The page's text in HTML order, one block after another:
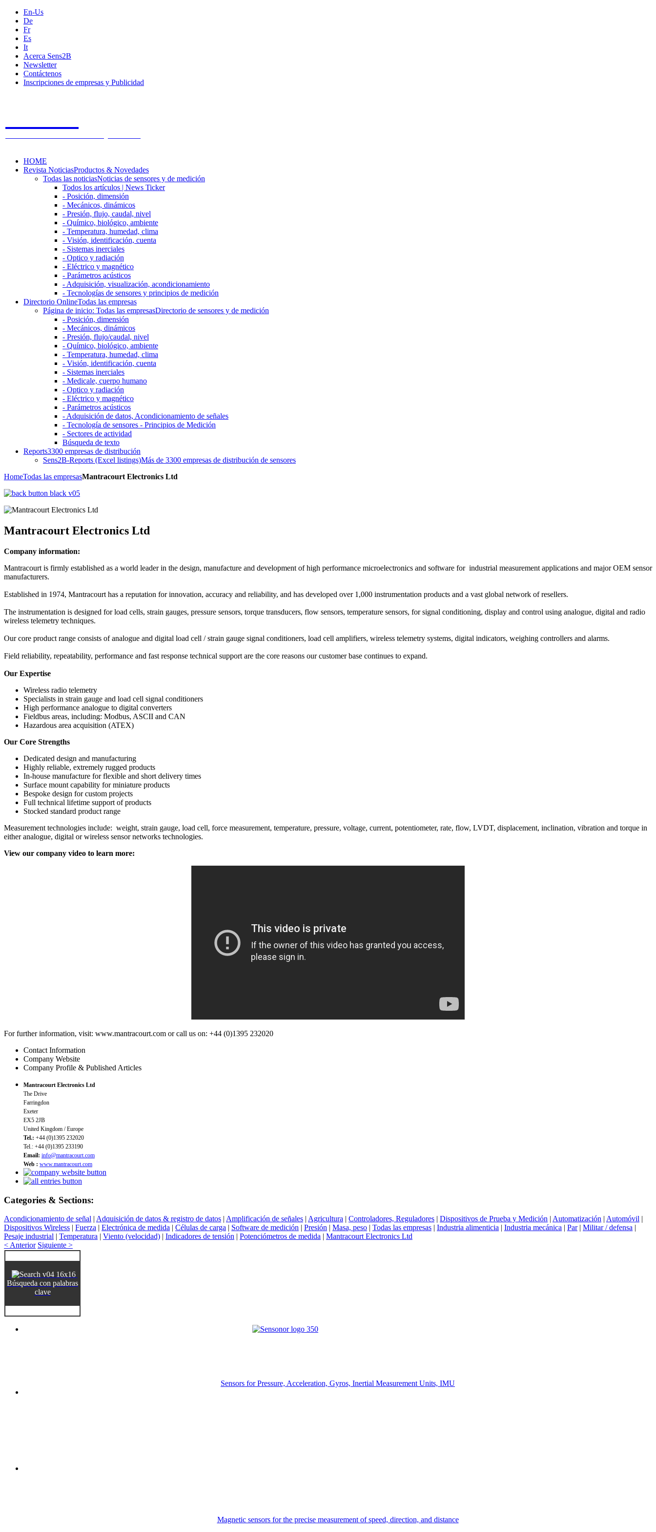
En-Us
De
Fr
Es
It
Acerca Sens2B
Newsletter
Contáctenos
Inscripciones de empresas y Publicidad
HOME
Revista NoticiasProductos & Novedades
Todas las noticiasNoticias de sensores y de medición
Todos los artículos | News Ticker
- Posición, dimensión
- Mecánicos, dinámicos
- Presión, flujo, caudal, nivel
- Químico, biológico, ambiente
- Temperatura, humedad, clima
- Visión, identificación, cuenta
- Sistemas inerciales
- Optico y radiación
- Eléctrico y magnético
- Parámetros acústicos
- Adquisición, visualización, acondicionamiento
- Tecnologías de sensores y principios de medición
Directorio OnlineTodas las empresas
Página de inicio: Todas las empresasDirectorio de sensores y de medición
- Posición, dimensión
- Mecánicos, dinámicos
- Presión, flujo/caudal, nivel
- Químico, biológico, ambiente
- Temperatura, humedad, clima
- Visión, identificación, cuenta
- Sistemas inerciales
- Medicale, cuerpo humano
- Optico y radiación
- Eléctrico y magnético
- Parámetros acústicos
- Adquisición de datos, Acondicionamiento de señales
- Tecnología de sensores - Principios de Medición
- Sectores de actividad
Búsqueda de texto
Reports3300 empresas de distribución
Sens2B-Reports (Excel listings)Más de 3300 empresas de distribución de sensores
HomeTodas las empresasMantracourt Electronics Ltd
Mantracourt Electronics Ltd
Company information:
Mantracourt is firmly established as a world leader in the design, manufacture and development of high performance microelectronics and software for industrial measurement applications and major OEM sensor
manufacturers.
Established in 1974, Mantracourt has a reputation for innovation, accuracy and reliability, and has developed over 1,000 instrumentation products and a vast global network of resellers.
The instrumentation is designed for load cells, strain gauges, pressure sensors, torque transducers, flow sensors, temperature sensors, for signal conditioning, display and control using analogue, digital and radio
wireless telemetry techniques.
Our core product range consists of analogue and digital load cell / strain gauge signal conditioners, load cell amplifiers, wireless telemetry systems, digital indicators, weighing controllers and alarms.
Field reliability, repeatability, performance and fast response technical support are the core reasons our customer base continues to expand.
Our Expertise
Wireless radio telemetry
Specialists in strain gauge and load cell signal conditioners
High performance analogue to digital converters
Fieldbus areas, including: Modbus, ASCII and CAN
Hazardous area acquisition (ATEX)
Our Core Strengths
Dedicated design and manufacturing
Highly reliable, extremely rugged products
In-house manufacture for flexible and short delivery times
Surface mount capability for miniature products
Bespoke design for custom projects
Full technical lifetime support of products
Stocked standard product range
Measurement technologies include: weight, strain gauge, load cell, force measurement, temperature, pressure, voltage, current, potentiometer, rate, flow, LVDT, displacement, inclination, vibration and torque in
either analogue, digital or wireless sensor networks technologies.
View our company video to learn more:
For further information, visit: www.mantracourt.com or call us on: +44 (0)1395 232020
Contact Information
Company Website
Company Profile & Published Articles
Mantracourt Electronics Ltd
The Drive
Farringdon
Exeter
EX5 2JB
United Kingdom / Europe
Tel.: +44 (0)1395 232020
Tel.: +44 (0)1395 233190
Email: info@mantracourt.com
Web : www.mantracourt.com
Categories & Sections:
Acondicionamiento de señal | Adquisición de datos & registro de datos | Amplificación de señales | Agricultura | Controladores, Reguladores | Dispositivos de Prueba y Medición | Automatización | Automóvil |
Dispositivos Wireless | Fuerza | Electrónica de medida | Células de carga | Software de medición | Presión | Masa, peso | Todas las empresas | Industria alimenticia | Industria mecánica | Par| Militar / defensa |
Pesaje industrial | Temperatura | Viento (velocidad) | Indicadores de tensión | Potenciómetros de medida | Mantracourt Electronics Ltd
< Anterior Siguiente >
Búsqueda con palabras
clave
Sensors for Pressure, Acceleration, Gyros, Inertial Measurement Units, IMU
Magnetic sensors for the precise measurement of speed, direction, and distance